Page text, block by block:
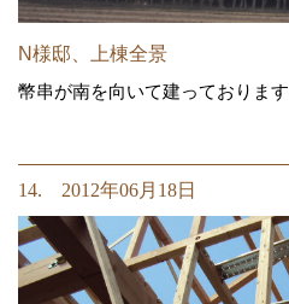
N様邸、上棟全景
幣串が南を向いて建っております
14. 2012年06月18日